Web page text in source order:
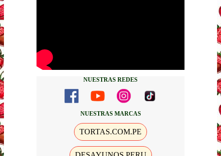
NUESTRAS REDES
NUESTRAS MARCAS
TORTAS.COM.PE